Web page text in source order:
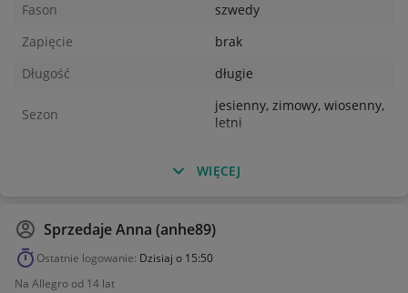
Fason
szwedy
Zapięcie
brak
Długość
długie
Sezon
jesienny, zimowy, wiosenny,
letni
WIĘCEJ
SprzedajeAnna (anhe89)
Ostatnie logowanie: Dzisiaj o 15:50
Na Allegro od 14 lat